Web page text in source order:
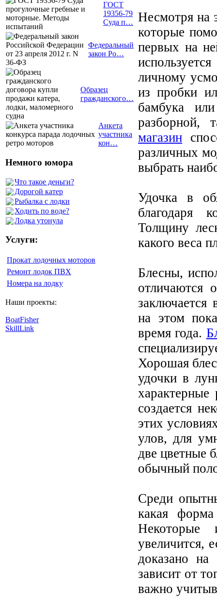
ГОСТ
19356-79
Суда п…
Федеральный
закон Ро…
Образец
гражданского…
Анкета
участника
кон…
Немного юмора
Что такое деньги?
Дорогой катер
Рыбалка с лодки
Ходить по воде?
Лодка утонула
Услуги:
Прокат лодочных моторов
Ремонт лодок ПВХ
Номера на лодку
Наши проекты:
BoatFisher
SkillLink
Несмотря на
которые
первых на
личному
из пробки
бамбука
разборной,
магазин
различных
выбрать
Удочка в
благодаря
Толщину
какого веса
Блесны,
отличаются
на этом
время года.
Хорошая
удочки в
создается
этих
улов, для
две цветные
обычный
Среди
какая
Некоторые
увеличится,
доказано
зависит от
важно